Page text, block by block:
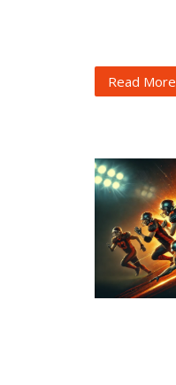
Read More